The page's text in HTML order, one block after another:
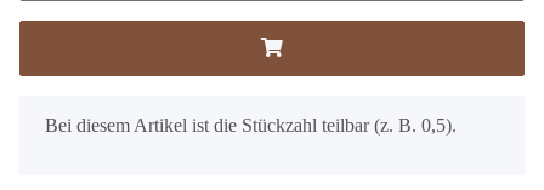
x
Bei diesem Artikel ist die Stückzahl teilbar (z. B. 0,5).